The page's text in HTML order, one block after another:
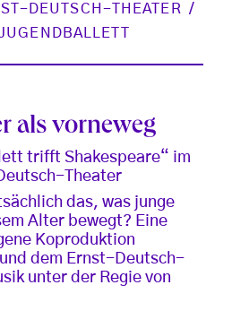
DEUTSCH-THEATER
als vorneweg
trifft Shakespeare“ im
Theater
das, was junge
Alter bewegt? Eine
Koproduktion
dem Ernst-Deutsch-
unter der Regie von